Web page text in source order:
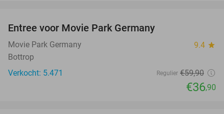
Entree voor Movie Park Germany
Movie Park Germany 9.4 star
Bottrop
Verkocht: 5.471
Regulier €59,90
€36,90